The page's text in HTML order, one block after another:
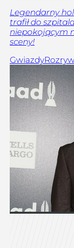
Legendarny
trafił do
niepokojącym
sceny!
Gwiazdy